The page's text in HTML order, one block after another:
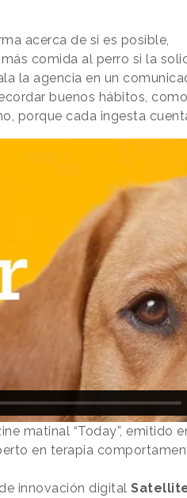
acerca de si es posible,
comida al perro si la
la agencia en un
buenos hábitos,
porque cada ingesta
matinal “Today”, emitido
en terapia
innovación digital